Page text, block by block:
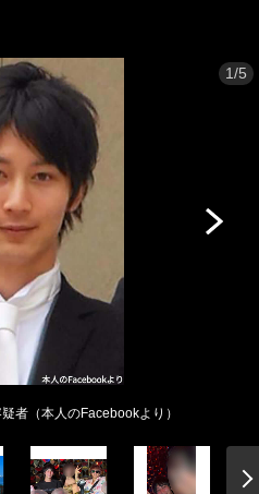
1/5
者（本人のFacebookより）